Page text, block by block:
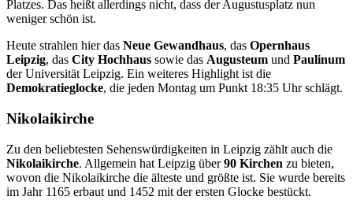
Platzes. Das heißt allerdings nicht, dass der Augustusplatz nun
weniger schön ist.
Heute strahlen hier das Neue Gewandhaus, das Opernhaus
Leipzig, das City Hochhaus sowie das Augusteum und Paulinum
der Universität Leipzig. Ein weiteres Highlight ist die
Demokratieglocke, die jeden Montag um Punkt 18:35 Uhr schlägt.
Nikolaikirche
Zu den beliebtesten Sehenswürdigkeiten in Leipzig zählt auch die
Nikolaikirche. Allgemein hat Leipzig über90 Kirchen zu bieten,
wovon die Nikolaikirche die älteste und größte ist. Sie wurde bereits
im Jahr 1165 erbaut und 1452 mit der ersten Glocke bestückt.